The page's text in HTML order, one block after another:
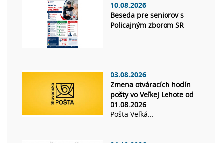
10.08.2026
Beseda pre seniorov s
Policajným zborom SR
...
03.08.2026
Zmena otváracích hodín
pošty vo Veľkej Lehote od
01.08.2026
Pošta Veľká...